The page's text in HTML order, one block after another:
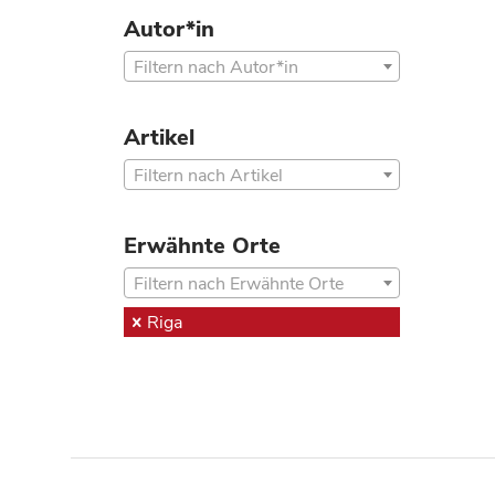
Autor*in
Filtern nach Autor*in
Artikel
Filtern nach Artikel
Erwähnte Orte
Filtern nach Erwähnte Orte
Riga